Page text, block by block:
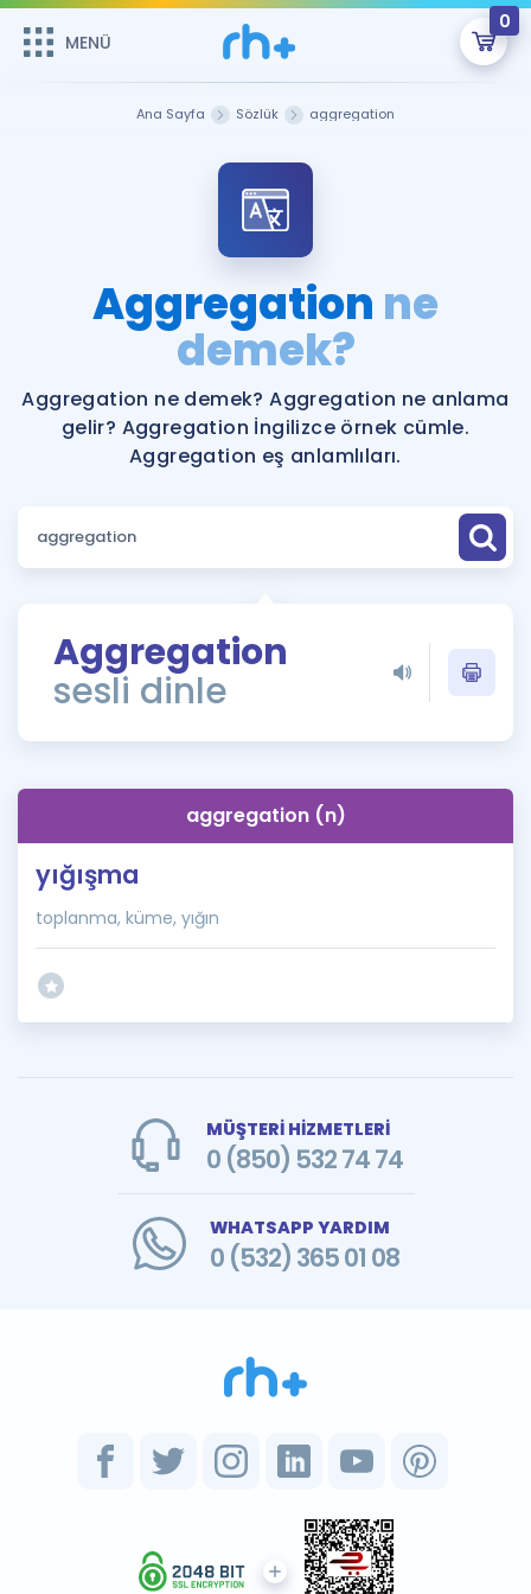
MENÜ
0
Şifremi Hatırlamıyorum
Sepetin Şu An Boş.
Remzi Hoca ile seni sınava hazırlayacak onlarca eğitim seni
bekliyor!
MENÜ
Katılımcı Görüşleri
Faydalı Araçlar
Ücretsiz Kaynaklar
Puan Hesaplama
ÖSYM Sınav Takvimi
Kampanyalar
İngilizce Gramer
İngilizce Gramer
Ana Sayfa Sözlük aggregation
Aggregation ne
demek?
Aggregation ne demek? Aggregation ne anlama
gelir? Aggregation İngilizce örnek cümle.
Aggregation eş anlamlıları.
Aggregation
sesli dinle
aggregation (n)
yığışma
toplanma, küme, yığın
MÜŞTERİ HİZMETLERİ
0 (850) 532 74 74
WHATSAPP YARDIM
0 (532) 365 01 08